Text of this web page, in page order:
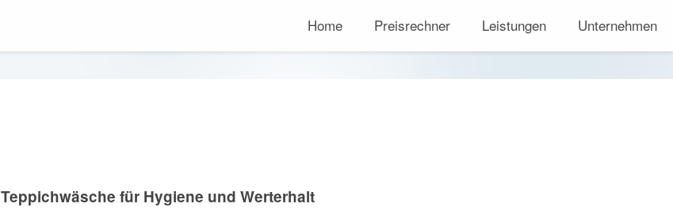
Home Preisrechner Leistungen Unternehmen
Teppichwäsche für Hygiene und Werterhalt